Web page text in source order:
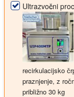
Ultrazvočni
recirkulacijsko
praznjenje, z
približno 30 kg